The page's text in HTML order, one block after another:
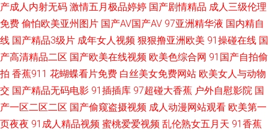
航 91次元 AV操逼网 东京热无毛片 久久福利网 51福利社 91在线视频福利 欧
美日韩色人阁 免费mv观看入口 在线黄色网 91免费在线看 国产精品草草91
女同网站黄 丝袜性爱影片 91视频综合区 国产系列中文 国产同事高潮视频 超
碰网址 肏屄无码日韩 超碰人人艹 韩国精品一区 欧美色图2P 香蕉网站 91蝌
产成人内射无码 激情五月极品婷婷 国产剧情精品 成人三级伦理
免费 偷怕欧美亚州图片 国产AV国产AV 97亚洲精华液 国内精自
线 国产精品3级片 成年女人视频 狠狠撸亚洲欧美 91操碰在线 国
产高清精品二区 国产欧美在线视频 欧美色综合网 91国产自拍偷
拍 香蕉911 花蝴蝶看片免费 白丝美女免费网站 欧美女人与动物
交 国产精品无码电影 91插插库 97超碰大香蕉 户外自慰影院 国
产一区二区二区 国产偷窥盗摄视频 成人动漫网站观看 欧美第一
页夜夜 91成人精品视频 蜜桃爱爱视频 乱伦熟女五月天 91香蕉